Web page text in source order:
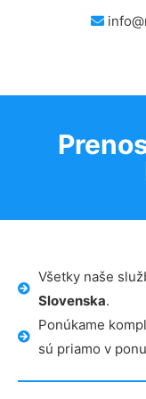
Všetky naše
Slovenska.
Ponúkame
sú priamo v